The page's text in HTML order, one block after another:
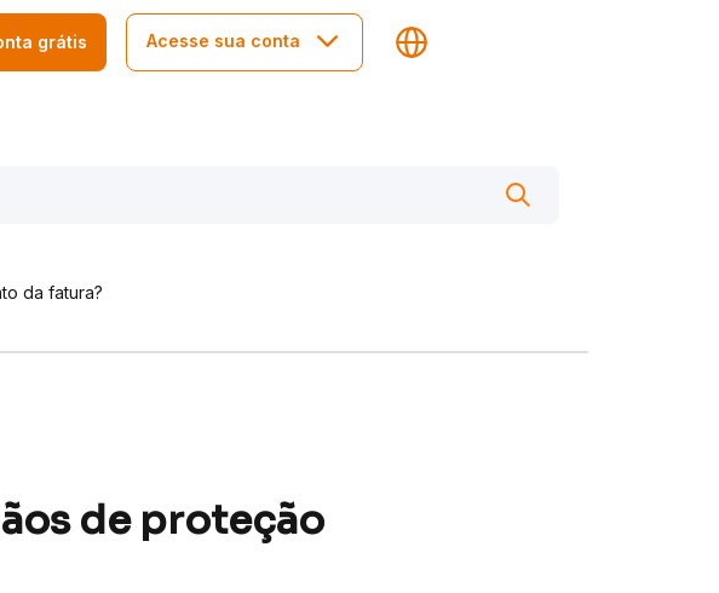
grátis Acesse sua conta
da fatura?
de proteção